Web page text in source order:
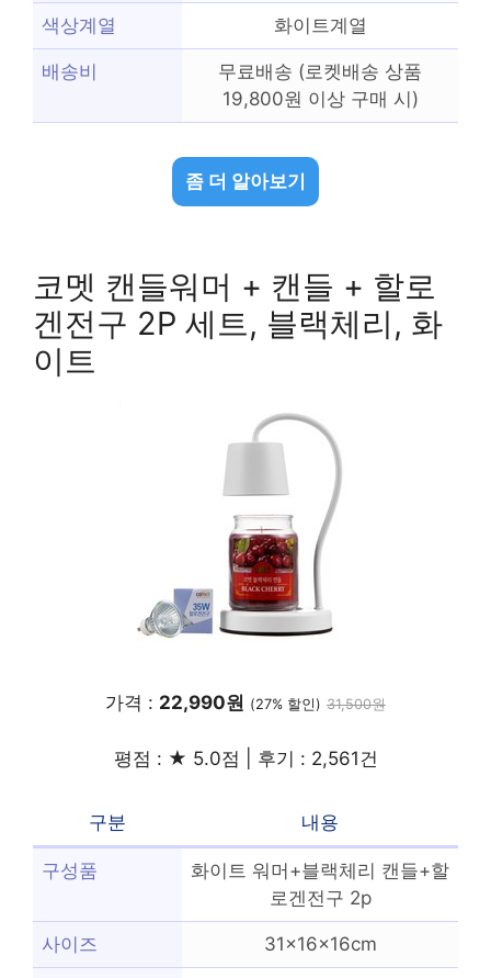
색상계열 화이트계열
배송비
무료배송 (로켓배송 상품
19,800원 이상 구매 시)
좀 더 알아보기
코멧 캔들워머 + 캔들 + 할로
겐전구 2P 세트, 블랙체리, 화
이트
가격 : 22,990원 (27% 할인) 31,500원
평점 : ★ 5.0점 | 후기 : 2,561건
구분 내용
구성품
화이트 워머+블랙체리 캔들+할
로겐전구 2p
사이즈 31x16x16cm